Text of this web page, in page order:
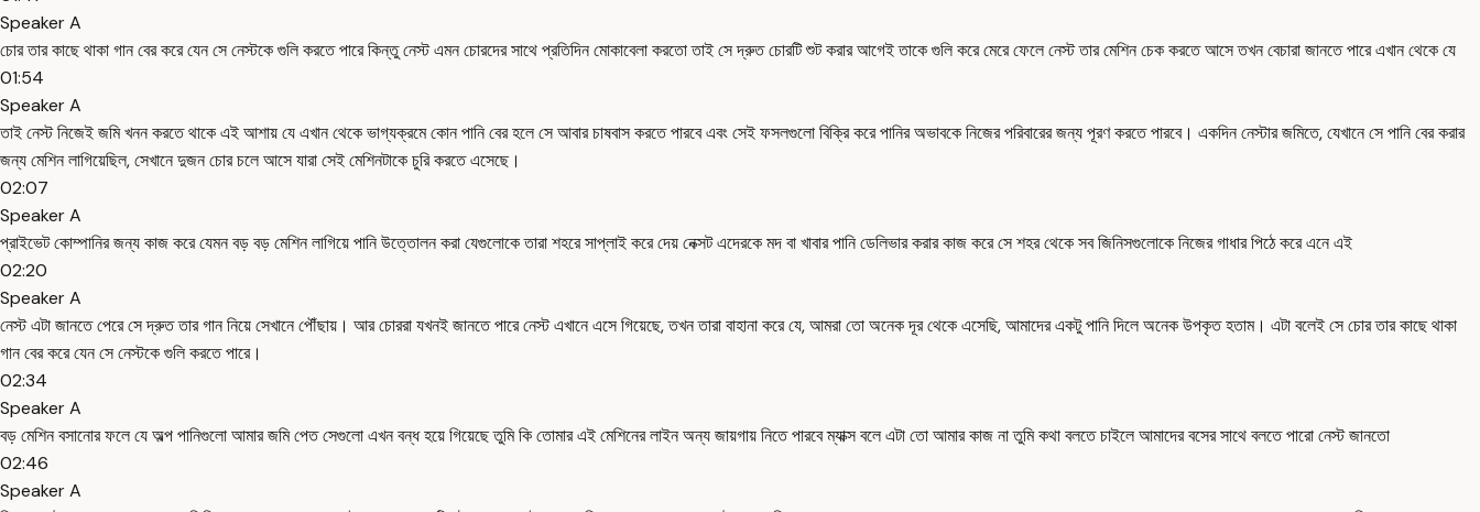
Speaker A
চোর তার কাছে থাকা গান বের করে যেন সে নেস্টকে গুলি করতে পারে কিন্তু নেস্ট এমন চোরদের সাথে প্রতিদিন মোকাবেলা করতো তাই সে দ্রুত চোরটি শুট করার আগেই তাকে গুলি করে মেরে ফেলে নেস্ট তার মেশিন চেক করতে আসে তখন বেচারা জানতে পারে এখান থেকে যে
01:54
Speaker A
তাই নেস্ট নিজেই জমি খনন করতে থাকে এই আশায় যে এখান থেকে ভাগ্যক্রমে কোন পানি বের হলে সে আবার চাষবাস করতে পারবে এবং সেই ফসলগুলো বিক্রি করে পানির অভাবকে নিজের পরিবারের জন্য পূরণ করতে পারবে। একদিন নেস্টার জমিতে, যেখানে সে পানি বের করার
জন্য মেশিন লাগিয়েছিল, সেখানে দুজন চোর চলে আসে যারা সেই মেশিনটাকে চুরি করতে এসেছে।
02:07
Speaker A
প্রাইভেট কোম্পানির জন্য কাজ করে যেমন বড় বড় মেশিন লাগিয়ে পানি উত্তোলন করা যেগুলোকে তারা শহরে সাপ্লাই করে দেয় নেক্সট এদেরকে মদ বা খাবার পানি ডেলিভার করার কাজ করে সে শহর থেকে সব জিনিসগুলোকে নিজের গাধার পিঠে করে এনে এই
02:20
Speaker A
নেস্ট এটা জানতে পেরে সে দ্রুত তার গান নিয়ে সেখানে পৌঁছায়। আর চোররা যখনই জানতে পারে নেস্ট এখানে এসে গিয়েছে, তখন তারা বাহানা করে যে, আমরা তো অনেক দূর থেকে এসেছি, আমাদের একটু পানি দিলে অনেক উপকৃত হতাম। এটা বলেই সে চোর তার কাছে থাকা
গান বের করে যেন সে নেস্টকে গুলি করতে পারে।
02:34
Speaker A
বড় মেশিন বসানোর ফলে যে অল্প পানিগুলো আমার জমি পেত সেগুলো এখন বন্ধ হয়ে গিয়েছে তুমি কি তোমার এই মেশিনের লাইন অন্য জায়গায় নিতে পারবে ম্যাক্স বলে এটা তো আমার কাজ না তুমি কথা বলতে চাইলে আমাদের বসের সাথে বলতে পারো নেস্ট জানতো
02:46
Speaker A